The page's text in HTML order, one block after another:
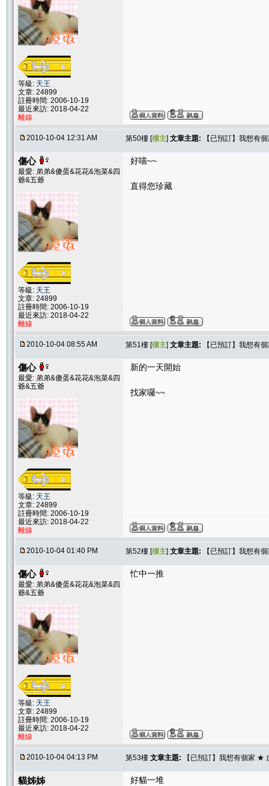
等級: 天王
文章: 24899
註冊時間: 2006-10-19
最近來訪: 2018-04-22
離線
2010-10-04 12:31 AM 第50樓 [樓主] 文章主題: 【已預訂】我想有
傷心
最愛: 弟弟&傻蛋&花花&泡菜&四
爺&五爺
等級: 天王
文章: 24899
註冊時間: 2006-10-19
最近來訪: 2018-04-22
離線
好喵~~
直得您珍藏
2010-10-04 08:55 AM 第51樓 [樓主] 文章主題: 【已預訂】我想有
傷心
最愛: 弟弟&傻蛋&花花&泡菜&四
爺&五爺
等級: 天王
文章: 24899
註冊時間: 2006-10-19
最近來訪: 2018-04-22
離線
新的一天開始
找家囉~~
2010-10-04 01:40 PM 第52樓 [樓主] 文章主題: 【已預訂】我想有
傷心
最愛: 弟弟&傻蛋&花花&泡菜&四
爺&五爺
等級: 天王
文章: 24899
註冊時間: 2006-10-19
最近來訪: 2018-04-22
離線
忙中一推
2010-10-04 04:13 PM 第53樓 文章主題: 【已預訂】我想有個家
貓姊姊
好貓一堆